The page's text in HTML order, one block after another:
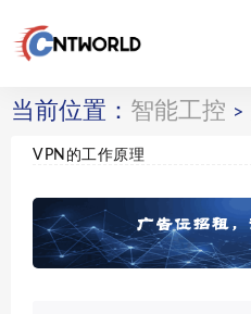
当前位置： 智能工控 >
VPN的工作原理